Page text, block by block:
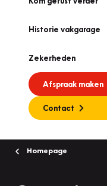
Historie vakgarage
Zekerheden
Afspraak maken
Contact
Homepage